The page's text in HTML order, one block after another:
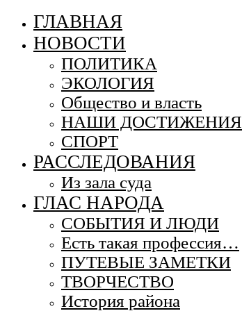
ГЛАВНАЯ
НОВОСТИ
ПОЛИТИКА
ЭКОЛОГИЯ
Общество и власть
НАШИ ДОСТИЖЕНИЯ
СПОРТ
РАССЛЕДОВАНИЯ
Из зала суда
ГЛАС НАРОДА
СОБЫТИЯ И ЛЮДИ
Есть такая профессия…
ПУТЕВЫЕ ЗАМЕТКИ
ТВОРЧЕСТВО
История района